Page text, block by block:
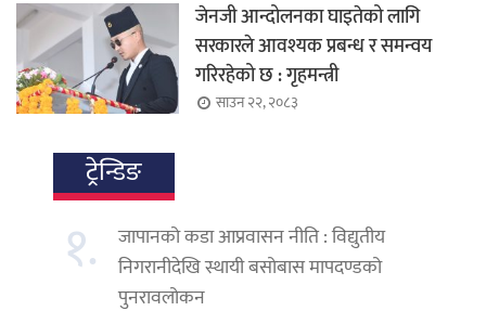
जेनजी आन्दोलनका घाइतेको लागि
सरकारले आवश्यक प्रबन्ध र समन्वय
गरिरहेको छ : गृहमन्त्री
साउन २२, २०८३
ट्रेन्डिङ
१.
जापानको कडा आप्रवासन नीति : विद्युतीय
निगरानीदेखि स्थायी बसोबास मापदण्डको
पुनरावलोकन